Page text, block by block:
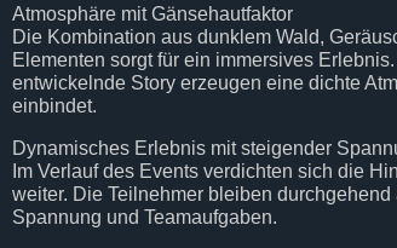
Atmosphäre mit Gänsehautfaktor
Die Kombination aus dunklem Wald,
Elementen sorgt für ein immersives
entwickelnde Story erzeugen eine dichte
einbindet.
Dynamisches Erlebnis mit steigender
Im Verlauf des Events verdichten sich die
weiter. Die Teilnehmer bleiben
Spannung und Teamaufgaben.